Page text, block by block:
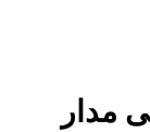
مدار